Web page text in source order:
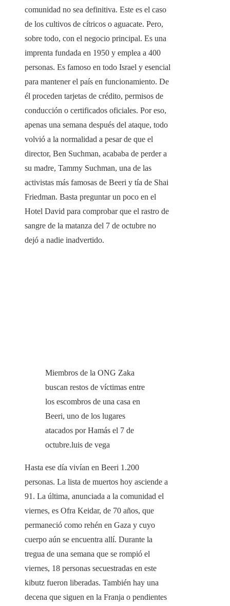
comunidad no sea definitiva. Este es el caso
de los cultivos de cítricos o aguacate. Pero,
sobre todo, con el negocio principal. Es una
imprenta fundada en 1950 y emplea a 400
personas. Es famoso en todo Israel y esencial
para mantener el país en funcionamiento. De
él proceden tarjetas de crédito, permisos de
conducción o certificados oficiales. Por eso,
apenas una semana después del ataque, todo
volvió a la normalidad a pesar de que el
director, Ben Suchman, acababa de perder a
su madre, Tammy Suchman, una de las
activistas más famosas de Beeri y tía de Shai
Friedman. Basta preguntar un poco en el
Hotel David para comprobar que el rastro de
sangre de la matanza del 7 de octubre no
dejó a nadie inadvertido.
Miembros de la ONG Zaka
buscan restos de víctimas entre
los escombros de una casa en
Beeri, uno de los lugares
atacados por Hamás el 7 de
octubre.luis de vega
Hasta ese día vivían en Beeri 1.200
personas. La lista de muertos hoy asciende a
91. La última, anunciada a la comunidad el
viernes, es Ofra Keidar, de 70 años, que
permaneció como rehén en Gaza y cuyo
cuerpo aún se encuentra allí. Durante la
tregua de una semana que se rompió el
viernes, 18 personas secuestradas en este
kibutz fueron liberadas. También hay una
decena que siguen en la Franja o pendientes